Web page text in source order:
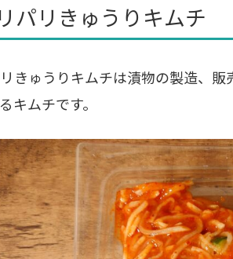
パリきゅうりキムチ
きゅうりキムチは漬物の製造、
キムチです。